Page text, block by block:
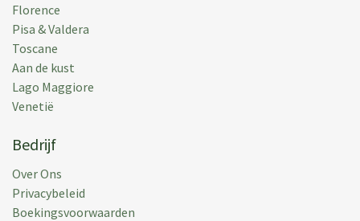
Florence
Pisa & Valdera
Toscane
Aan de kust
Lago Maggiore
Venetië
Bedrijf
Over Ons
Privacybeleid
Boekingsvoorwaarden